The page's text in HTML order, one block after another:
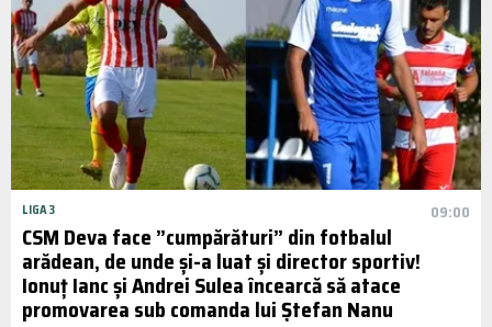
LIGA 3 09:00
CSM Deva face ”cumpărături” din fotbalul
arădean, de unde și-a luat și director sportiv!
Ionuț Ianc și Andrei Sulea încearcă să atace
promovarea sub comanda lui Ștefan Nanu